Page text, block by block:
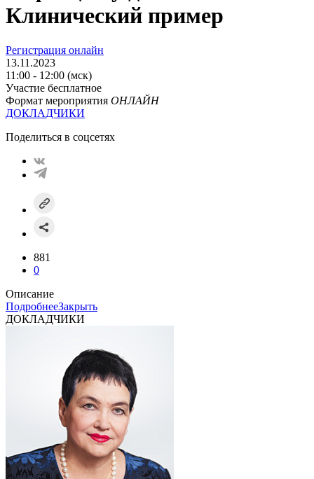
Клинический пример
Регистрация онлайн
13.11.2023
11:00 - 12:00 (мск)
Участие бесплатное
Формат мероприятия ОНЛАЙН
ДОКЛАДЧИКИ
Поделиться в соцсетях
881
0
Описание
ПодробнееЗакрыть
ДОКЛАДЧИКИ